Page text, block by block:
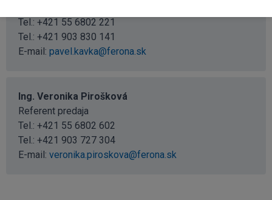
Tel.: +421 55 6802 221
Tel.: +421 903 830 141
E-mail: pavel.kavka@ferona.sk
Ing. Veronika Pirošková
Referent predaja
Tel.: +421 55 6802 602
Tel.: +421 903 727 304
E-mail: veronika.piroskova@ferona.sk